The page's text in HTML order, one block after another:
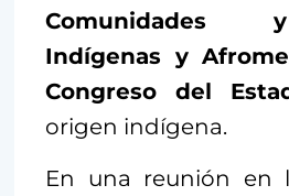
Comunidades
Indígenas y
Congreso del
origen indígena.
En una reunión en